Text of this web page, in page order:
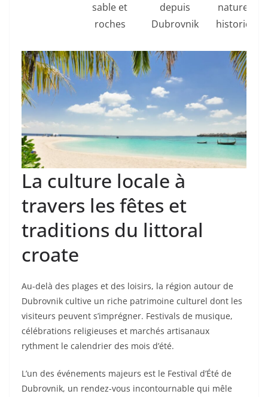
sable et
roches
depuis
Dubrovnik
naturelle,
historique
La culture locale à
travers les fêtes et
traditions du littoral
croate
Au-delà des plages et des loisirs, la région autour de
Dubrovnik cultive un riche patrimoine culturel dont les
visiteurs peuvent s’imprégner. Festivals de musique,
célébrations religieuses et marchés artisanaux
rythment le calendrier des mois d’été.
L’un des événements majeurs est le Festival d’Été de
Dubrovnik, un rendez-vous incontournable qui mêle